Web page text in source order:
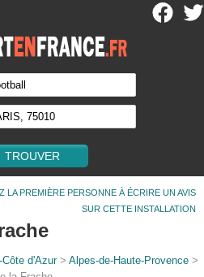
LA PREMIÈRE PERSONNE À ÉCRIRE UN AVIS
SUR CETTE INSTALLATION
Côte d'Azur>Alpes-de-Haute-Provence >